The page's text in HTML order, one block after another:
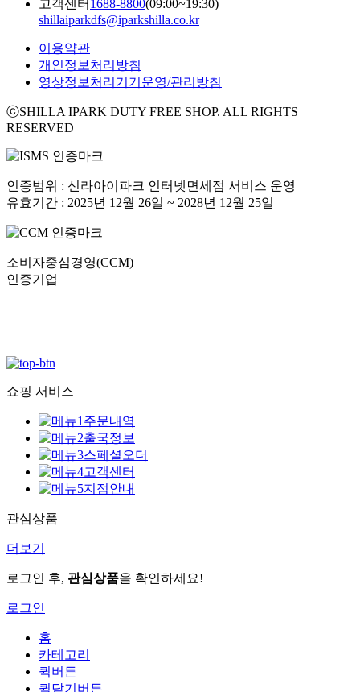
고객센터 1688-8800(09:00~19:30)
shillaiparkdfs@iparkshilla.co.kr
이용약관
개인정보처리방침
영상정보처리기기운영/관리방침
ⓒSHILLA IPARK DUTY FREE SHOP. ALL RIGHTS
RESERVED
인증범위 : 신라아이파크 인터넷면세점 서비스 운영
유효기간 : 2025년 12월 26일 ~ 2028년 12월 25일
소비자중심경영(CCM)
인증기업
쇼핑 서비스
주문내역
출국정보
스페셜오더
고객센터
지점안내
관심상품
더보기
로그인 후, 관심상품을 확인하세요!
로그인
홈
카테고리
퀵버튼
퀵닫기버튼